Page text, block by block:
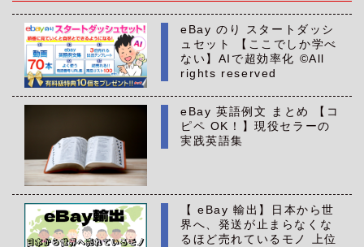
eBay のり スタートダッシ
ュセット 【ここでしか学べ
ない】AIで超効率化 ©All
rights reserved
eBay 英語例文 まとめ 【コ
ピペ OK！】現役セラーの
実践英語集
【 eBay 輸出】日本から世
界へ、発送が止まらなくな
るほど売れているモノ 上位